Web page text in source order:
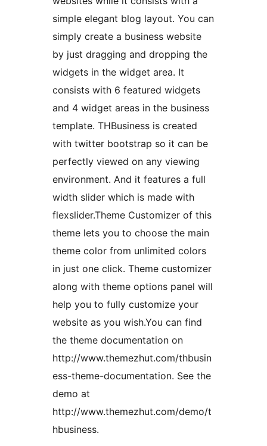
simple elegant blog layout. You can
simply create a business website
by just dragging and dropping the
widgets in the widget area. It
consists with 6 featured widgets
and 4 widget areas in the business
template. THBusiness is created
with twitter bootstrap so it can be
perfectly viewed on any viewing
environment. And it features a full
width slider which is made with
flexslider.Theme Customizer of this
theme lets you to choose the main
theme color from unlimited colors
in just one click. Theme customizer
along with theme options panel will
help you to fully customize your
website as you wish.You can find
the theme documentation on
http://www.themezhut.com/thbusin
ess-theme-documentation. See the
demo at
http://www.themezhut.com/demo/t
hbusiness.